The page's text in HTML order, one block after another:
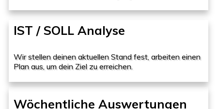
IST / SOLL Analyse
Wir stellen deinen aktuellen Stand fest, arbeiten einen
Plan aus, um dein Ziel zu erreichen.
Wöchentliche Auswertungen